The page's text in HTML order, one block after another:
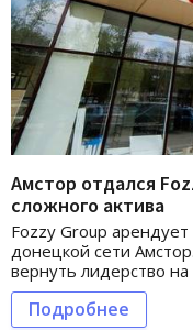
Амстор отдался
сложного актива
Fozzy Group
донецкой сети
вернуть лидерство
Подробнее